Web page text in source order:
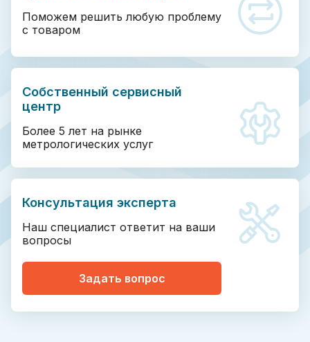
Поможем решить любую проблему
с товаром
Собственный сервисный
центр
Более 5 лет на рынке
метрологических услуг
Консультация эксперта
Наш специалист ответит на ваши
вопросы
Задать вопрос